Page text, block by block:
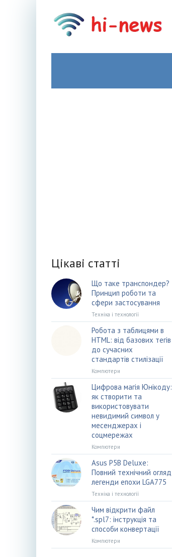
Цікаві статті
Що таке транспондер?
Принцип роботи та
сфери застосування
Техніка і технології
Робота з таблицями в
HTML: від базових тегів
до сучасних
стандартів стилізації
Компютери
Цифрова магія Юнікоду:
як створити та
використовувати
невидимий символ у
месенджерах і
соцмережах
Компютери
Asus P5B Deluxe:
Повний технічний огляд
легенди епохи LGA775
Техніка і технології
Чим відкрити файл
*.spl7: інструкція та
способи конвертації
Компютери